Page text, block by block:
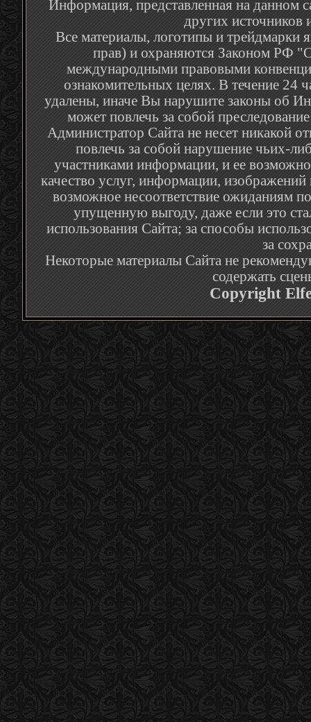
Информация, представленная на данном
других
Все материалы, логотипы и трейдмарки
прав) и охраняются Законом РФ
международными правовыми
ознакомительных целях. В течение 24
удалены, иначе Вы нарушите законы об
может повлечь за собой
Администратор Сайта не несет никакой
повлечь за собой нарушение чьих-
участниками информации, и ее
качество услуг, информации,
возможное несоответствие ожиданиям
упущенную выгоду, даже если это
использования Сайта; за способы
за
Некоторые материалы Сайта не
содержать
Copyright